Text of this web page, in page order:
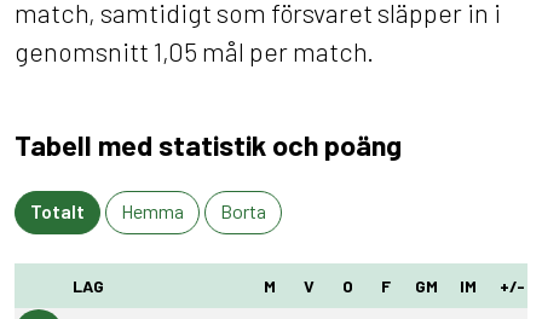
match, samtidigt som försvaret släpper in i
genomsnitt 1,05 mål per match.
Tabell med statistik och poäng
Totalt Hemma Borta
LAG M V O F GM IM +/-